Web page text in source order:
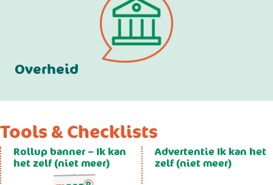
Overheid
Tools & Checklists
Rollup banner – Ik kan
het zelf (niet meer)
Advertentie Ik kan het
zelf (niet meer)